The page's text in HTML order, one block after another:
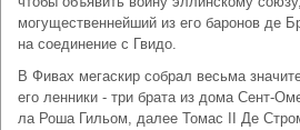
могущественнейший из его баронов де
на соединение с Гвидо.
В Фивах мегаскир собрал весьма
его ленники - три брата из дома Сент-
ла Роша Гильом, далее Томас II Де